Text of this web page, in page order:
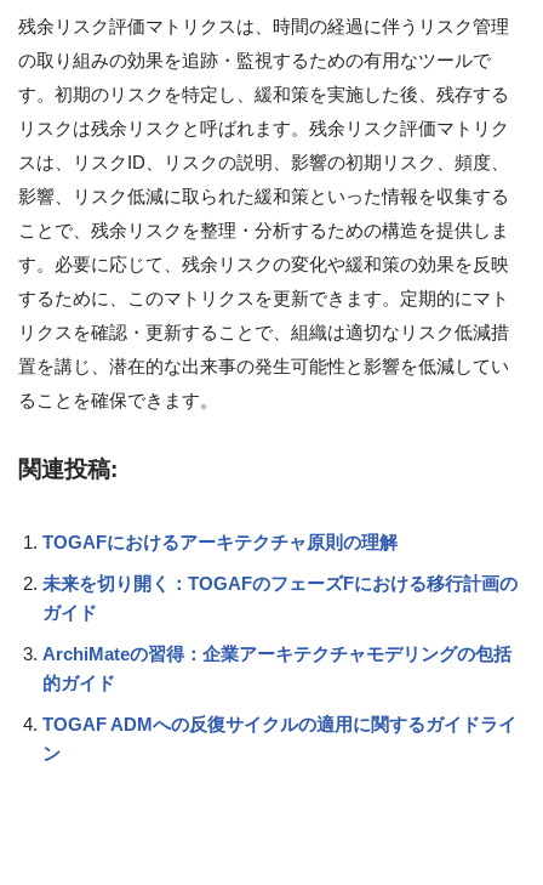
残余リスク評価マトリクスは、時間の経過に伴うリスク管理
の取り組みの効果を追跡・監視するための有用なツールで
す。初期のリスクを特定し、緩和策を実施した後、残存する
リスクは残余リスクと呼ばれます。残余リスク評価マトリク
スは、リスクID、リスクの説明、影響の初期リスク、頻度、
影響、リスク低減に取られた緩和策といった情報を収集する
ことで、残余リスクを整理・分析するための構造を提供しま
す。必要に応じて、残余リスクの変化や緩和策の効果を反映
するために、このマトリクスを更新できます。定期的にマト
リクスを確認・更新することで、組織は適切なリスク低減措
置を講じ、潜在的な出来事の発生可能性と影響を低減してい
ることを確保できます。
関連投稿:
TOGAFにおけるアーキテクチャ原則の理解
未来を切り開く：TOGAFのフェーズFにおける移行計画の
ガイド
ArchiMateの習得：企業アーキテクチャモデリングの包括
的ガイド
TOGAF ADMへの反復サイクルの適用に関するガイドライ
ン